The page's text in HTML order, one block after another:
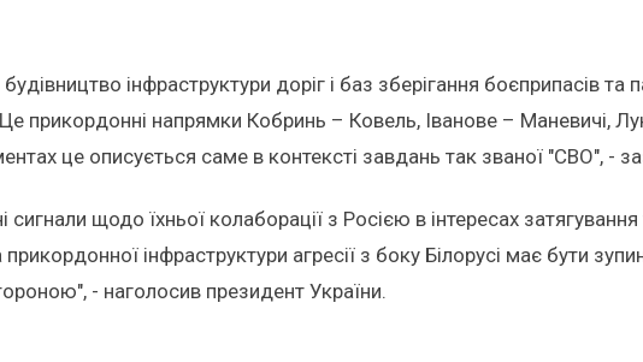
інфраструктури доріг і баз зберігання боєприпасів та
прикордонні напрямки Кобринь – Ковель, Іванове – Маневичі,
це описується саме в контексті завдань так званої "СВО", -
щодо їхньої колаборації з Росією в інтересах
інфраструктури агресії з боку Білорусі має бути
- наголосив президент України.